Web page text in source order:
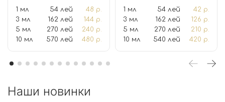
1 мл 54 лей
48 р.
3 мл
162 лей
144 р.
5 мл
270 лей
240 р.
10 мл
570 лей 480 р.
1 мл 54 лей
42 р.
3 мл
162 лей
126 р.
5 мл
270 лей
210 р.
10 мл
540 лей 420 р.
Наши новинки